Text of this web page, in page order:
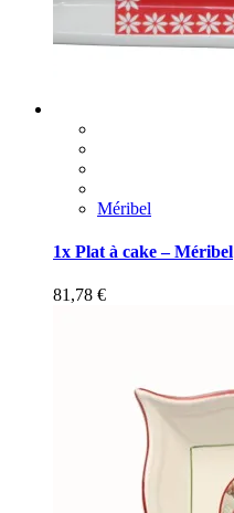
Méribel
1x Plat à cake – Méribel
81,78 €